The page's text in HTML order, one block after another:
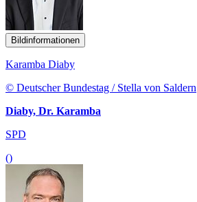
Bildinformationen
Karamba Diaby
© Deutscher Bundestag / Stella von Saldern
Diaby, Dr. Karamba
SPD
()